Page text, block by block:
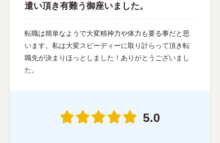
遣い頂き有難う御座いました。
転職は簡単なようで大変精神力や体力も要る事だと思
います。私は大変スピーディーに取り計らって頂き転
職先が決まりほっとしました！ありがとうございまし
た。
5.0